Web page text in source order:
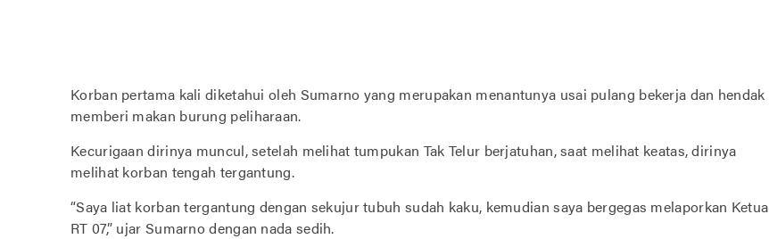
Korban pertama kali diketahui oleh Sumarno yang merupakan menantunya usai pulang bekerja dan hendak
memberi makan burung peliharaan.
Kecurigaan dirinya muncul, setelah melihat tumpukan Tak Telur berjatuhan, saat melihat keatas, dirinya
melihat korban tengah tergantung.
“Saya liat korban tergantung dengan sekujur tubuh sudah kaku, kemudian saya bergegas melaporkan Ketua
RT 07,” ujar Sumarno dengan nada sedih.